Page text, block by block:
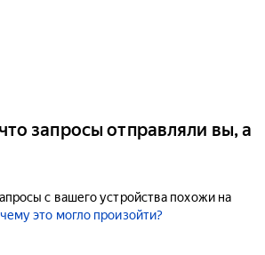
запросы отправляли вы, а
с вашего устройства похожи на
это могло произойти?